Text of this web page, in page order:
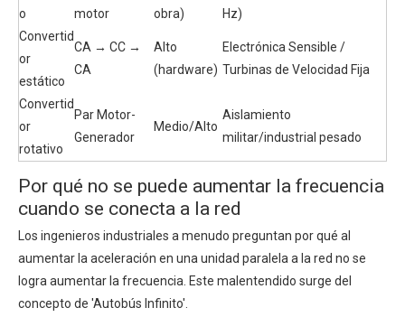
o
motor
obra)
Hz)
Convertid
or
estático
CA → CC →
CA
Alto
(hardware)
Electrónica Sensible /
Turbinas de Velocidad Fija
Convertid
or
rotativo
Par Motor-
Generador
Medio/Alto
Aislamiento
militar/industrial pesado
Por qué no se puede aumentar la frecuencia
cuando se conecta a la red
Los ingenieros industriales a menudo preguntan por qué al
aumentar la aceleración en una unidad paralela a la red no se
logra aumentar la frecuencia. Este malentendido surge del
concepto de 'Autobús Infinito'.